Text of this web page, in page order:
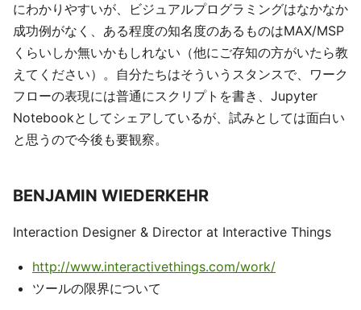
にわかりやすいが、ビジュアルプログラミングはなかなか
成功例がなく、ある程度の知名度のあるものはMAX/MSP
くらいしか無いかもしれない（他にご存知の方がいたら教
えてください）。自分たちはそういうスタンスで、ワーク
フローの表現には普通にスクリプトを書き、Jupyter
Notebookとしてシェアしているが、試みとしては面白い
と思うので今後も要観察。
BENJAMIN WIEDERKEHR
Interaction Designer & Director at Interactive Things
http://www.interactivethings.com/work/
ツールの限界について